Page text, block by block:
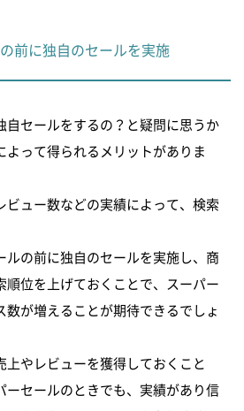
前に独自のセールを実施
自セールをするの？と疑問に思うか
よって得られるメリットがありま
ビュー数などの実績によって、検索
ルの前に独自のセールを実施し、商
順位を上げておくことで、スーパー
数が増えることが期待できるでしょ
上やレビューを獲得しておくこと
ーセールのときでも、実績があり信